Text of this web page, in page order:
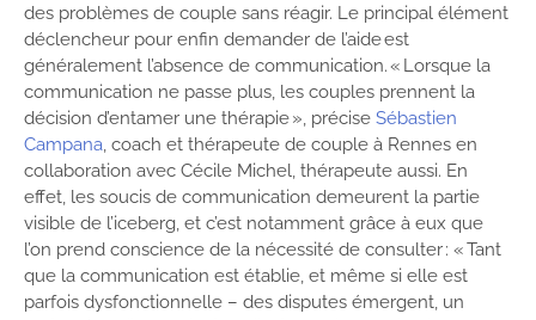
des problèmes de couple sans réagir. Le principal élément
déclencheur pour enfin demander de l’aide est
généralement l’absence de communication. « Lorsque la
communication ne passe plus, les couples prennent la
décision d’entamer une thérapie », précise Sébastien
Campana, coach et thérapeute de couple à Rennes en
collaboration avec Cécile Michel, thérapeute aussi. En
effet, les soucis de communication demeurent la partie
visible de l’iceberg, et c’est notamment grâce à eux que
l’on prend conscience de la nécessité de consulter : « Tant
que la communication est établie, et même si elle est
parfois dysfonctionnelle – des disputes émergent, un